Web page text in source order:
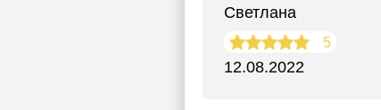
Светлана
5
12.08.2022